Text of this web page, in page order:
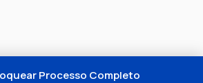
Processo Completo